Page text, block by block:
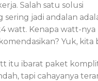
Salah satu solusi
sering jadi andalan
watt. Kenapa watt-nya
Yuk, kita
itu ibarat paket
tapi cahayanya